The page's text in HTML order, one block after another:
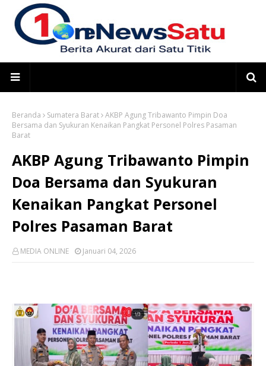
Beranda Sumatera Barat AKBP Agung Tribawanto Pimpin Doa
Bersama dan Syukuran Kenaikan Pangkat Personel Polres Pasaman
Barat
AKBP Agung Tribawanto Pimpin
Doa Bersama dan Syukuran
Kenaikan Pangkat Personel
Polres Pasaman Barat
MEDIA ONLINE Januari 04, 2026